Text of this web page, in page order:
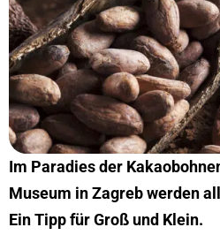
Im Paradies der
Museum in Zagreb werden
Ein Tipp für Groß und Klein.